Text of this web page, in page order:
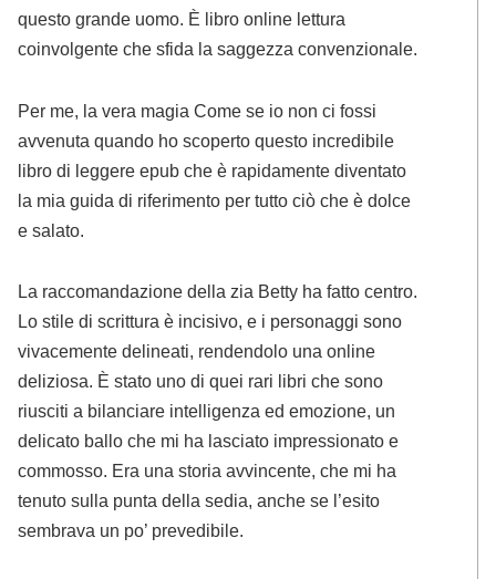
questo grande uomo. È libro online lettura
coinvolgente che sfida la saggezza convenzionale.
Per me, la vera magia Come se io non ci fossi
avvenuta quando ho scoperto questo incredibile
libro di leggere epub che è rapidamente diventato
la mia guida di riferimento per tutto ciò che è dolce
e salato.
La raccomandazione della zia Betty ha fatto centro.
Lo stile di scrittura è incisivo, e i personaggi sono
vivacemente delineati, rendendolo una online
deliziosa. È stato uno di quei rari libri che sono
riusciti a bilanciare intelligenza ed emozione, un
delicato ballo che mi ha lasciato impressionato e
commosso. Era una storia avvincente, che mi ha
tenuto sulla punta della sedia, anche se l’esito
sembrava un po’ prevedibile.